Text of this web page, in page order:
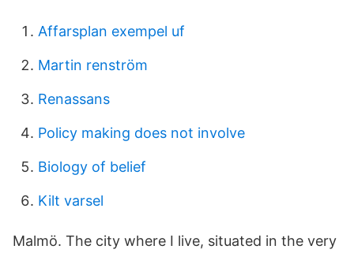
Affarsplan exempel uf
Martin renström
Renassans
Policy making does not involve
Biology of belief
Kilt varsel
Malmö. The city where I live, situated in the very